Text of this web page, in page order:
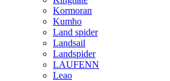
Kormoran
Kumho
Land spider
Landsail
Landspider
LAUFENN
Leao